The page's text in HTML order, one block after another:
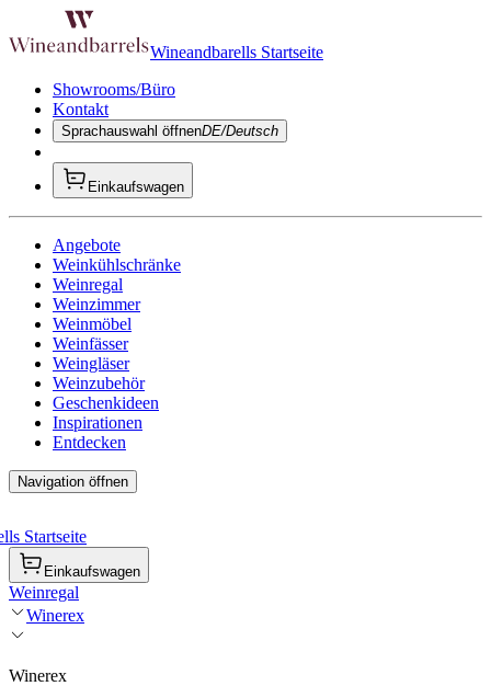
Wineandbarells Startseite
Showrooms/Büro
Kontakt
Sprachauswahl öffnenDE/Deutsch
Einkaufswagen
Angebote
Weinkühlschränke
Weinregal
Weinzimmer
Weinmöbel
Weinfässer
Weingläser
Weinzubehör
Geschenkideen
Inspirationen
Entdecken
Navigation öffnen
Startseite
Einkaufswagen
Weinregal
Winerex
Winerex